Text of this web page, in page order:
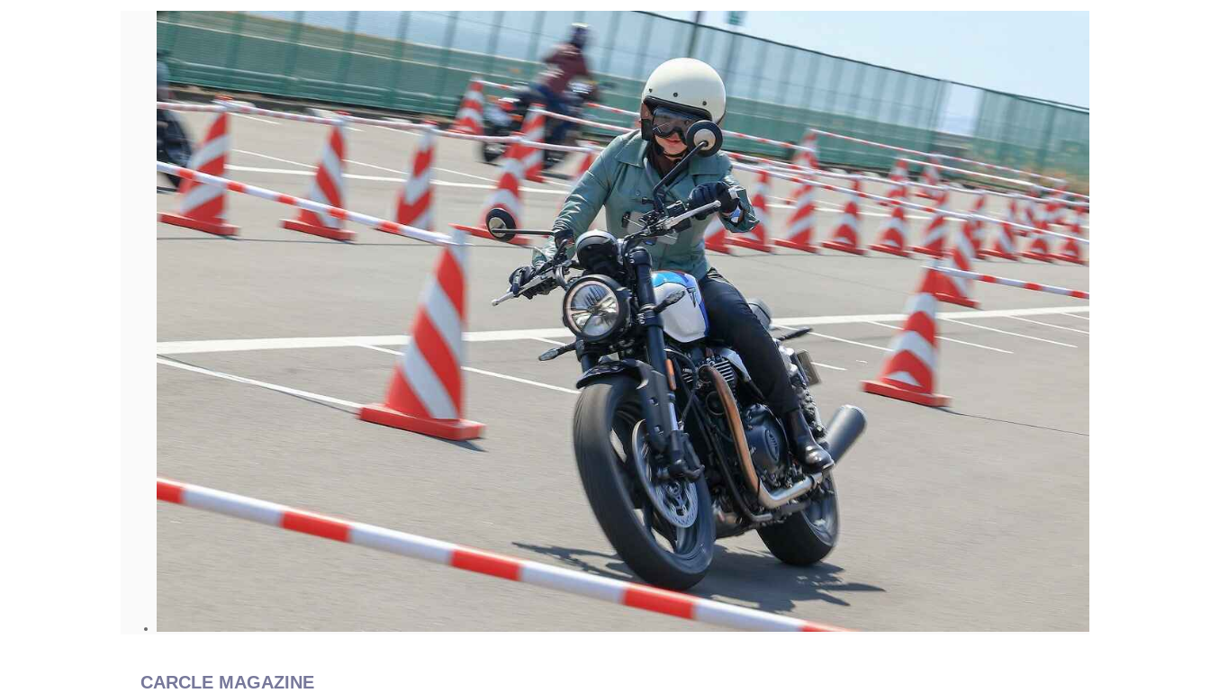
CARCLE MAGAZINE